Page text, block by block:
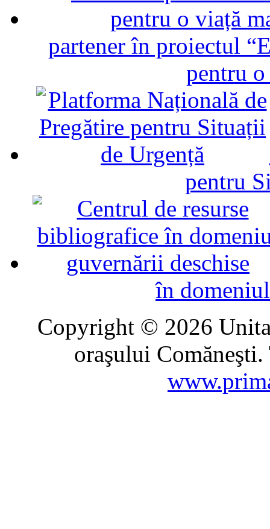
partener în proiectul
pentru
pentru
în
Copyright © 2026
oraşului